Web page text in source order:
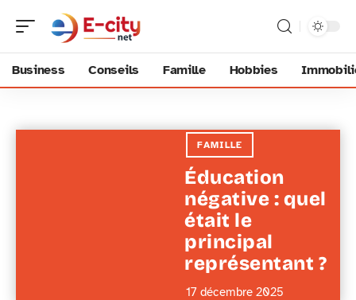
Business Conseils Famille Hobbies
FAMILLE
Éducation
négative : quel
était le
principal
représentant ?
17 décembre 2025